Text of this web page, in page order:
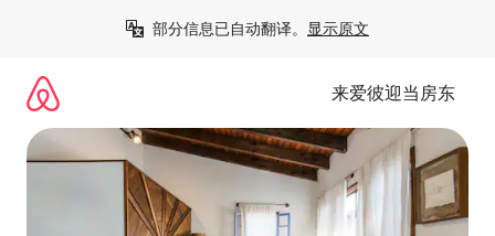
部分信息已自动翻译。 显示原文
来爱彼迎当房东